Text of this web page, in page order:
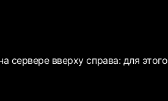
сервере вверху справа: для этого